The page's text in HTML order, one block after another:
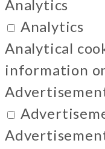
Analytics
Analytics
Analytical
information